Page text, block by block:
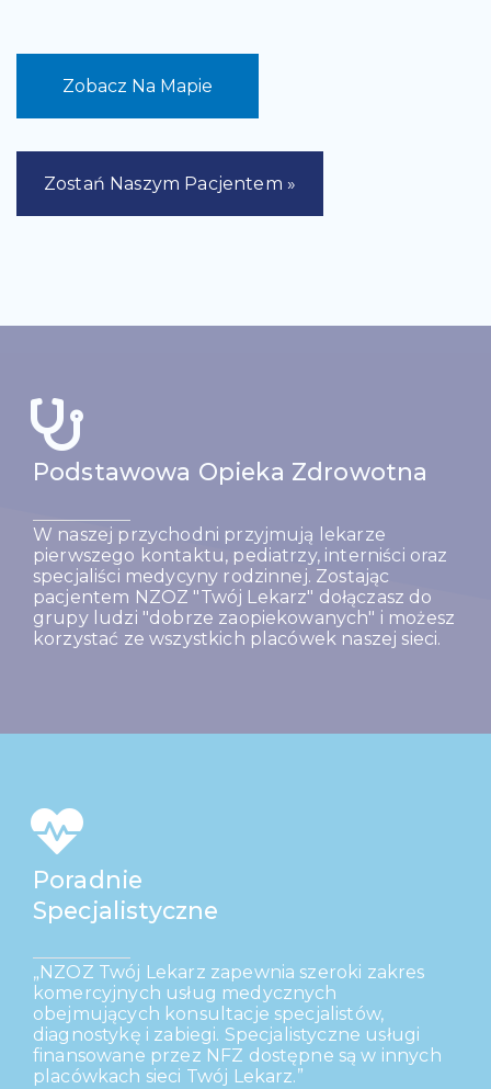
Zobacz Na Mapie
Zostań Naszym Pacjentem »
Podstawowa Opieka Zdrowotna
W naszej przychodni przyjmują lekarze
pierwszego kontaktu, pediatrzy, interniści oraz
specjaliści medycyny rodzinnej. Zostając
pacjentem NZOZ "Twój Lekarz" dołączasz do
grupy ludzi "dobrze zaopiekowanych" i możesz
korzystać ze wszystkich placówek naszej sieci.
Poradnie
Specjalistyczne
„NZOZ Twój Lekarz zapewnia szeroki zakres
komercyjnych usług medycznych
obejmujących konsultacje specjalistów,
diagnostykę i zabiegi. Specjalistyczne usługi
finansowane przez NFZ dostępne są w innych
placówkach sieci Twój Lekarz.”